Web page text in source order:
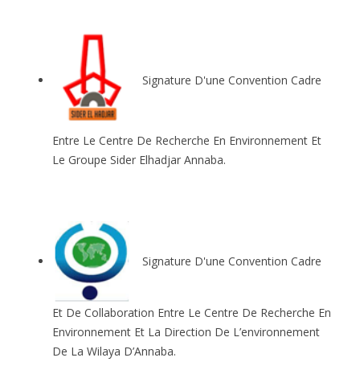
Signature D'une Convention Cadre
Entre Le Centre De Recherche En Environnement Et
Le Groupe Sider Elhadjar Annaba.
Signature D'une Convention Cadre
Et De Collaboration Entre Le Centre De Recherche En
Environnement Et La Direction De L’environnement
De La Wilaya D’Annaba.